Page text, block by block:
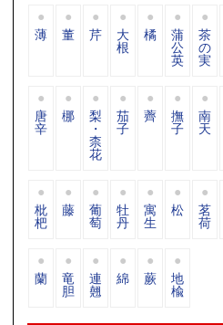
薄 董 芹 大
根
橘 蒲
公
英
茶
の
実
唐
辛
梛 梨
・
柰
花
茄
子
薺 撫
子
南
天
枇
杷
藤 葡
萄
牡
丹
寓
生
松 茗
荷
蘭 竜
胆
連
翹
綿 蕨 地
楡